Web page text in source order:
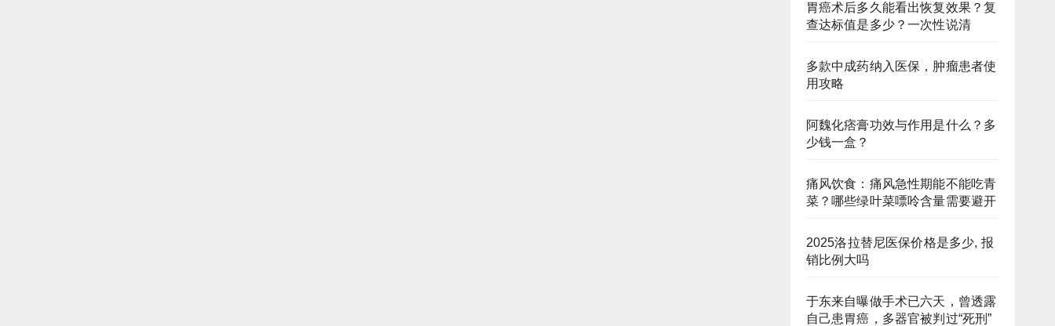
胃癌术后多久能看出恢复效果？复
查达标值是多少？一次性说清
多款中成药纳入医保，肿瘤患者使
用攻略
阿魏化痞膏功效与作用是什么？多
少钱一盒？
痛风饮食：痛风急性期能不能吃青
菜？哪些绿叶菜嘌呤含量需要避开
2025洛拉替尼医保价格是多少, 报
销比例大吗
于东来自曝做手术已六天，曾透露
自己患胃癌，多器官被判过“死刑”